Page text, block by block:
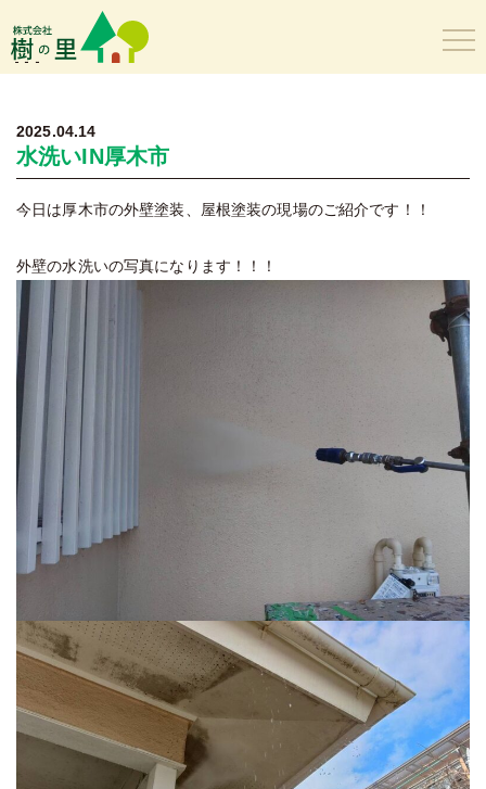
樹の里
2025.04.14
水洗いIN厚木市
今日は厚木市の外壁塗装、屋根塗装の現場のご紹介です！！
外壁の水洗いの写真になります！！！